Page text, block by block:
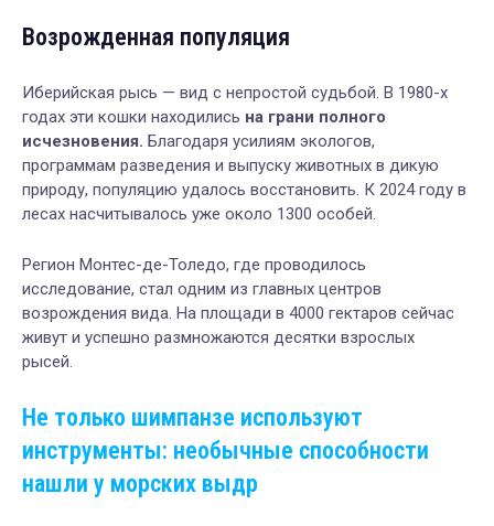
Возрожденная популяция
Иберийская рысь — вид с непростой судьбой. В 1980-х
годах эти кошки находились на грани полного
исчезновения. Благодаря усилиям экологов,
программам разведения и выпуску животных в дикую
природу, популяцию удалось восстановить. К 2024 году в
лесах насчитывалось уже около 1300 особей.
Регион Монтес-де-Толедо, где проводилось
исследование, стал одним из главных центров
возрождения вида. На площади в 4000 гектаров сейчас
живут и успешно размножаются десятки взрослых
рысей.
Не только шимпанзе используют
инструменты: необычные способности
нашли у морских выдр